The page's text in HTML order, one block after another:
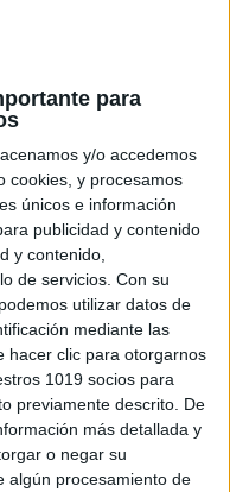
para
y/o accedemos
cookies, y procesamos
únicos e información
publicidad y contenido
y contenido,
de servicios. Con su
utilizar datos de
mediante las
hacer clic para otorgarnos
1019 socios para
previamente descrito. De
más detallada y
o negar su
algún procesamiento de
TDAH, tiene una
de
requiere de un
personales.
es una herramienta,
poder valorar el